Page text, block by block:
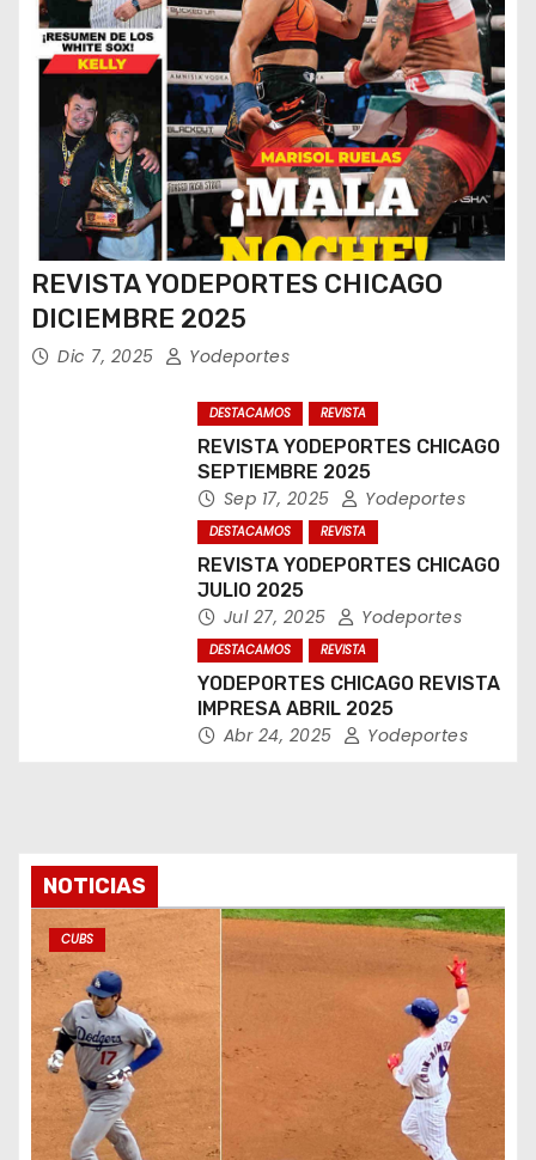
REVISTA YODEPORTES CHICAGO
DICIEMBRE 2025
Dic 7, 2025 Yodeportes
DESTACAMOS REVISTA
REVISTA YODEPORTES CHICAGO
SEPTIEMBRE 2025
Sep 17, 2025 Yodeportes
DESTACAMOS REVISTA
REVISTA YODEPORTES CHICAGO
JULIO 2025
Jul 27, 2025 Yodeportes
DESTACAMOS REVISTA
YODEPORTES CHICAGO REVISTA
IMPRESA ABRIL 2025
Abr 24, 2025 Yodeportes
NOTICIAS
CUBS